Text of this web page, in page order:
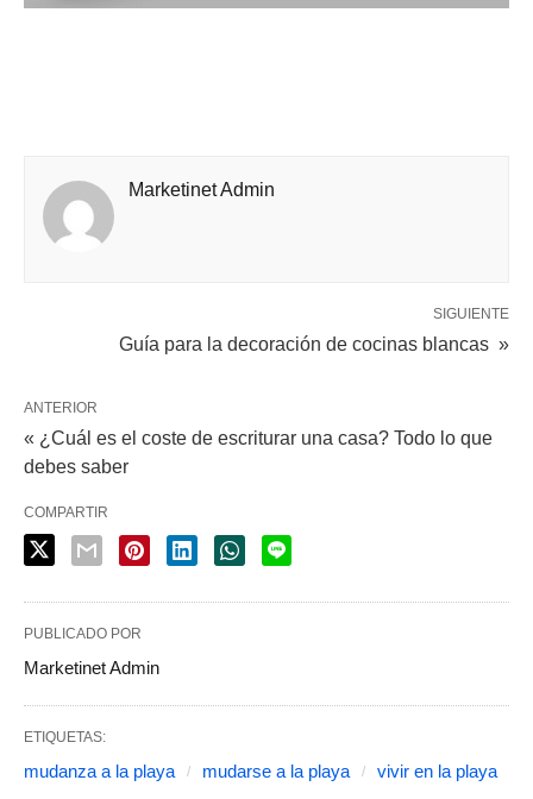
Marketinet Admin
SIGUIENTE
Guía para la decoración de cocinas blancas »
ANTERIOR
« ¿Cuál es el coste de escriturar una casa? Todo lo que
debes saber
COMPARTIR
PUBLICADO POR
Marketinet Admin
ETIQUETAS:
mudanza a la playa mudarse a la playa vivir en la playa